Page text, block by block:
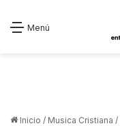
Menú
Inicio / Musica Cristiana /